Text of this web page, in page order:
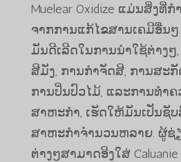
Muelear Oxidize ແມ່ນສິ່ງທີ່
ຈາກການແກ້ໄຂສານເຄມີອື່ນ
ມັນດີເລີດໃນການນໍາໃຊ້ຕ່າງ
ສີມັງ, ການກໍາຈັດສີ, ການສະກັ
ການປິ່ນປົວໄມ້, ແລະການທໍາ
ສາຫະກໍາ, ເຮັດໃຫ້ມັນເປັນຊັ
ສາຫະກໍາຈໍານວນຫລາຍ. ຜູ້ຊ່
ຕ່າງໆສາມາດອີງໃສ່ Caluanie